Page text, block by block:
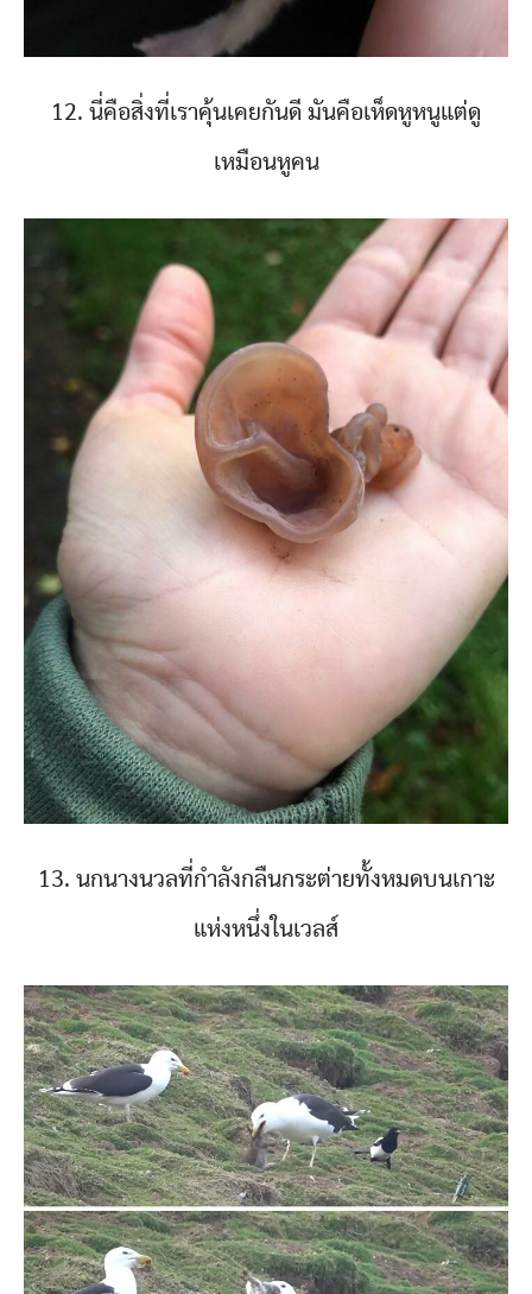
12. นี่คือสิ่งที่เราคุ้นเคยกันดี มันคือเห็ดหูหนูแต่ดู
เหมือนหูคน
13. นกนางนวลที่กำลังกลืนกระต่ายทั้งหมดบนเกาะ
แห่งหนึ่งในเวลส์